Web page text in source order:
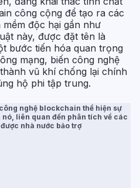
công cộng để tạo ra các
độc hại gần như
này, được đặt tên là
bước tiến hóa quan trọng
mạng, biến công nghệ
vũ khí chống lại chính
hộ phi tập trung.